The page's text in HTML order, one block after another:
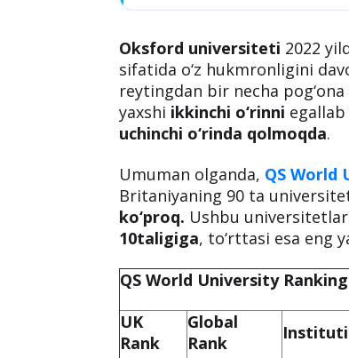
Oksford universiteti 2022
sifatida o‘z hukmronligini
reytingdan bir necha
yaxshi ikkinchi o‘rinni
uchinchi o‘rinda qolmoqda.
Umuman olganda, QS World
Britaniyaning 90 ta
ko‘proq. Ushbu
10taligiga, to‘rttasi esa eng
QS World University
UK
Rank
Global
Rank